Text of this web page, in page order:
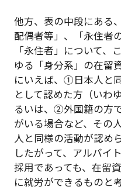
他方、表の中段にある
配偶者等」、「永住者
「永住者」について、
ゆる「身分系」の在留
にいえば、①日本人と
として認めた方（いわ
るいは、②外国籍の方
がいる場合など、その
人と同様の活動が認め
したがって、アルバイ
採用であっても、在留
に就労ができるものと